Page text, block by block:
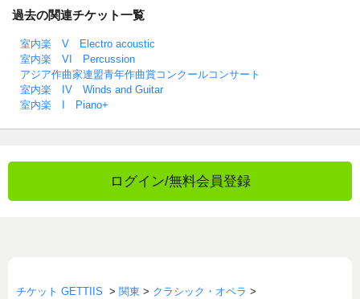
過去の関連チケット一覧
室内楽 V Electro acoustic
室内楽 VI Percussion
アジア作曲家連盟青年作曲賞コンクールコンサート
室内楽 IV Winds and Guitar
室内楽 I Piano+
ログイン/無料会員登録
チケット GETTIIS > 関東 > クラシック・オペラ >